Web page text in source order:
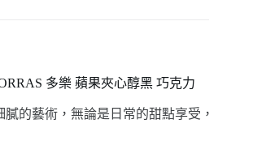
多樂 蘋果夾心醇黑 巧克力
膩的藝術，無論是日常的甜點享受，